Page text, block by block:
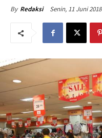
By Redaksi Senin, 11 Juni 2018